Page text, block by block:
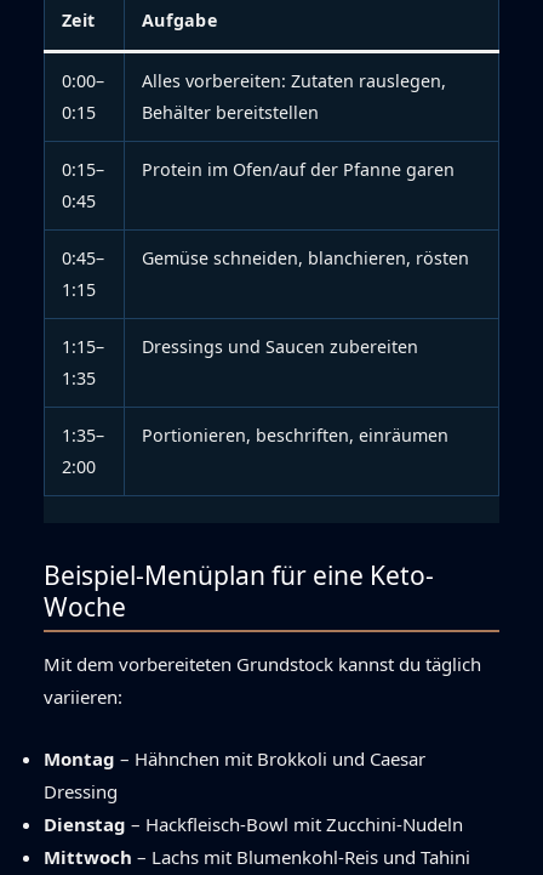
Zeit Aufgabe
0:00–
0:15
Alles vorbereiten: Zutaten rauslegen,
Behälter bereitstellen
0:15–
0:45
Protein im Ofen/auf der Pfanne garen
0:45–
1:15
Gemüse schneiden, blanchieren, rösten
1:15–
1:35
Dressings und Saucen zubereiten
1:35–
2:00
Portionieren, beschriften, einräumen
Beispiel-Menüplan für eine Keto-
Woche
Mit dem vorbereiteten Grundstock kannst du täglich
variieren:
Montag – Hähnchen mit Brokkoli und Caesar
Dressing
Dienstag – Hackfleisch-Bowl mit Zucchini-Nudeln
Mittwoch – Lachs mit Blumenkohl-Reis und Tahini